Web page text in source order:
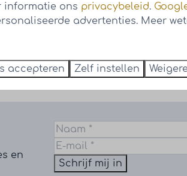
Resort
en
Schrijf mij in
informatie ons privacybeleid.
advertenties. Meer
accepteren Zelf instellen